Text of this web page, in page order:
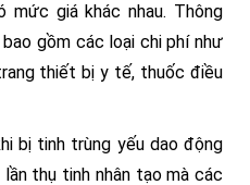
giá khác nhau. Thông
gồm các loại chi phí như
thiết bị y tế, thuốc điều
bị tinh trùng yếu dao động
thụ tinh nhân tạo mà các